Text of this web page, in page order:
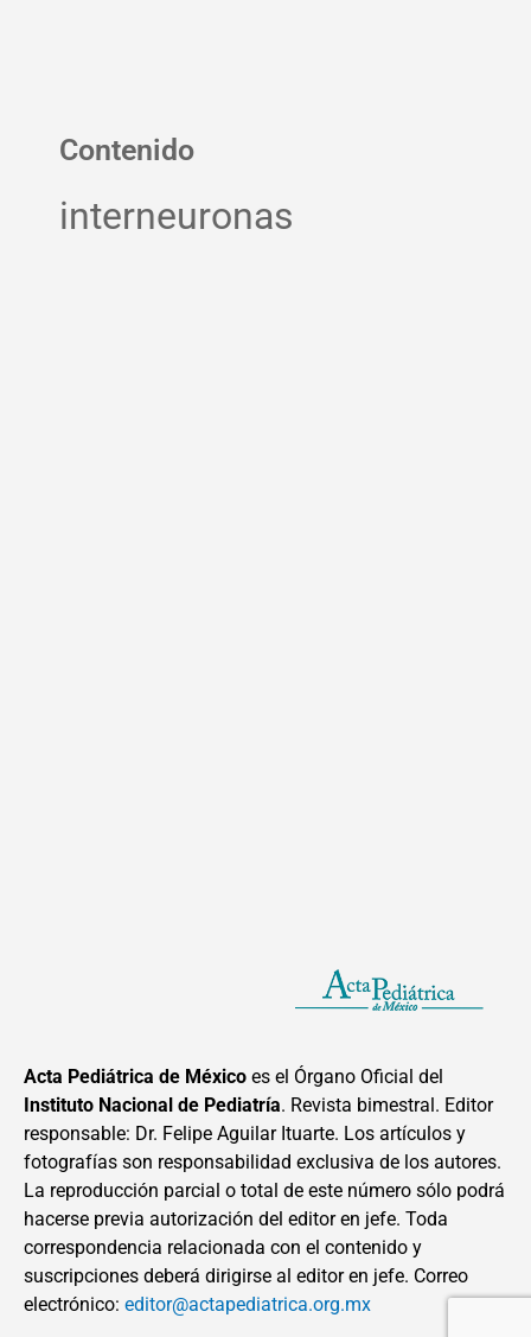
Contenido
interneuronas
Acta Pediátrica de México es el Órgano Oficial del
Instituto Nacional de Pediatría. Revista bimestral. Editor
responsable: Dr. Felipe Aguilar Ituarte. Los artículos y
fotografías son responsabilidad exclusiva de los autores.
La reproducción parcial o total de este número sólo podrá
hacerse previa autorización del editor en jefe. Toda
correspondencia relacionada con el contenido y
suscripciones deberá dirigirse al editor en jefe. Correo
electrónico: editor@actapediatrica.org.mx